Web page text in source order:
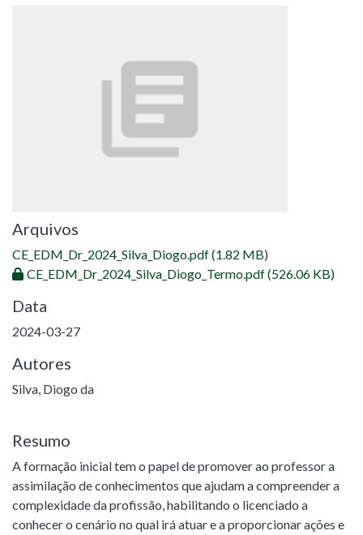
Arquivos
CE_EDM_Dr_2024_Silva_Diogo.pdf(1.82 MB)
CE_EDM_Dr_2024_Silva_Diogo_Termo.pdf(526.06 KB)
Data
2024-03-27
Autores
Silva, Diogo da
Resumo
A formação inicial tem o papel de promover ao professor a
assimilação de conhecimentos que ajudam a compreender a
complexidade da profissão, habilitando o licenciado a
conhecer o cenário no qual irá atuar e a proporcionar ações e